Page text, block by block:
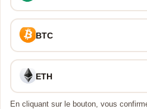
BTC
ETH
En cliquant sur le bouton, vous